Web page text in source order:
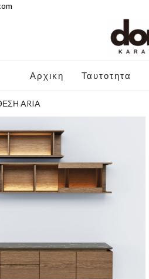
Αρχικη Ταυτοτητα
ARIA